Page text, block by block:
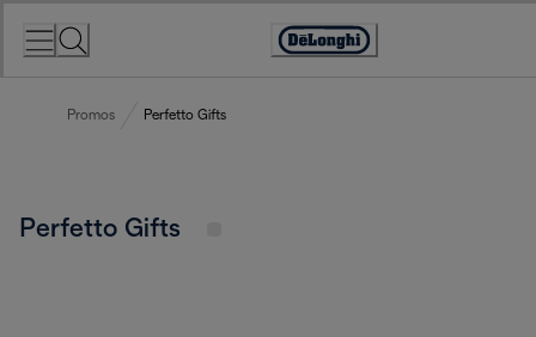
Accessibility
Promos Perfetto Gifts
Perfetto Gifts